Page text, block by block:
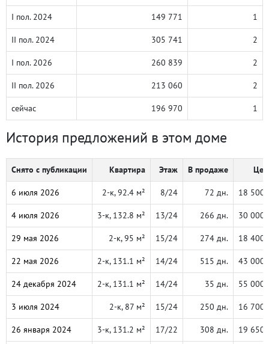
I пол. 2024 149 771 1
II пол. 2024 305 741 2
I пол. 2026 260 839 2
II пол. 2026 213 060 2
сейчас 196 970 1
История предложений в этом доме
Снято с публикации Квартира Этаж В продаже
6 июля 2026 2-к, 92.4 м² 8/24 72 дн. 18 500
4 июля 2026 3-к, 132.8 м² 13/24 266 дн. 30 000
29 мая 2026 2-к, 95 м² 15/24 274 дн. 18 400
22 мая 2026 2-к, 131.1 м² 14/24 515 дн. 43 000
24 декабря 2024 2-к, 131.1 м² 14/24 35 дн. 55 000
3 июля 2024 2-к, 87 м² 15/24 250 дн. 16 700
26 января 2024 3-к, 131.2 м² 17/22 308 дн. 19 650